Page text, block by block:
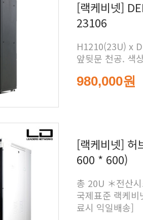
23106
앞뒷문 천공. 색
980,000원
600 * 600)
료시 익일배송]